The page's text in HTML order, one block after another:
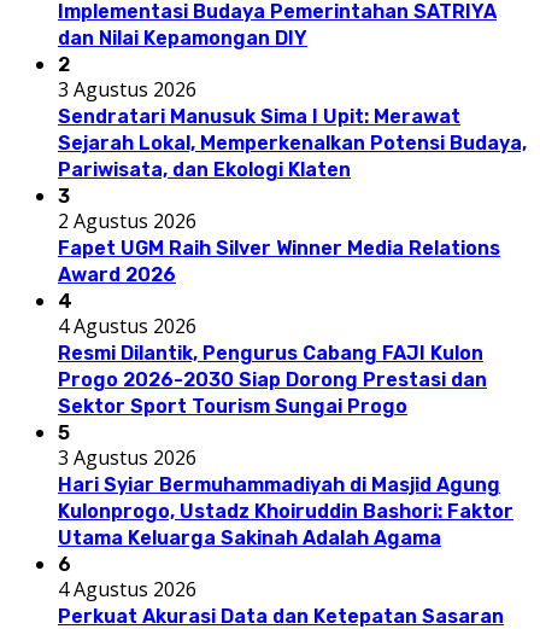
Implementasi Budaya Pemerintahan SATRIYA
dan Nilai Kepamongan DIY
2
3 Agustus 2026
Sendratari Manusuk Sima I Upit: Merawat
Sejarah Lokal, Memperkenalkan Potensi Budaya,
Pariwisata, dan Ekologi Klaten
3
2 Agustus 2026
Fapet UGM Raih Silver Winner Media Relations
Award 2026
4
4 Agustus 2026
Resmi Dilantik, Pengurus Cabang FAJI Kulon
Progo 2026-2030 Siap Dorong Prestasi dan
Sektor Sport Tourism Sungai Progo
5
3 Agustus 2026
Hari Syiar Bermuhammadiyah di Masjid Agung
Kulonprogo, Ustadz Khoiruddin Bashori: Faktor
Utama Keluarga Sakinah Adalah Agama
6
4 Agustus 2026
Perkuat Akurasi Data dan Ketepatan Sasaran